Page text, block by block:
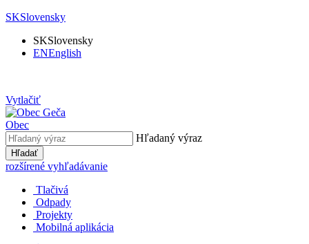
SKSlovensky
SKSlovensky
ENEnglish
Vytlačiť
Obec
Hľadaný výraz
Hľadať
rozšírené vyhľadávanie
Tlačivá
Odpady
Projekty
Mobilná aplikácia